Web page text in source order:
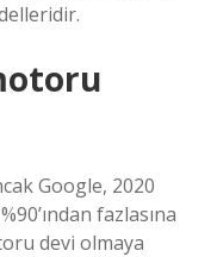
Google, 2020
fazlasına
devi olmaya